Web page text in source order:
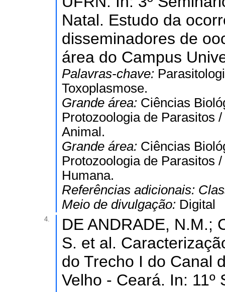
Natal. Estudo da
disseminadores de
área do Campus
Palavras-chave:
Toxoplasmose.
Grande área: Ciências
Protozoologia de Parasitos /
Animal.
Grande área: Ciências
Protozoologia de Parasitos /
Humana.
Referências adicionais:
Meio de divulgação: Digital
4.
DE ANDRADE, N.M.;
S. et al.
do Trecho I do Canal
Velho - Ceará. In: